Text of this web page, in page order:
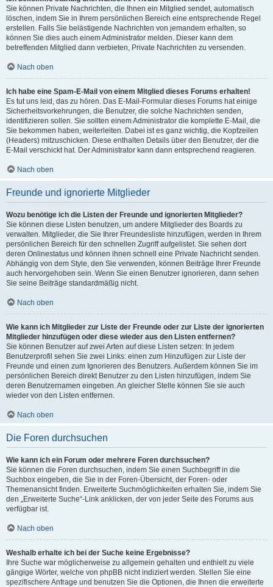
Sie können Private Nachrichten, die Ihnen ein Mitglied sendet, automatisch
löschen, indem Sie in Ihrem persönlichen Bereich eine entsprechende Regel
erstellen. Falls Sie belästigende Nachrichten von jemandem erhalten, so
können Sie dies auch einem Administrator melden. Dieser kann dem
betreffenden Mitglied dann verbieten, Private Nachrichten zu versenden.
Nach oben
Ich habe eine Spam-E-Mail von einem Mitglied dieses Forums erhalten!
Es tut uns leid, das zu hören. Das E-Mail-Formular dieses Forums hat einige
Sicherheitsvorkehrungen, die Benutzer, die solche Nachrichten senden,
identifizieren sollen. Sie sollten einem Administrator die komplette E-Mail, die
Sie bekommen haben, weiterleiten. Dabei ist es ganz wichtig, die Kopfzeilen
(Headers) mitzuschicken. Diese enthalten Details über den Benutzer, der die
E-Mail verschickt hat. Der Administrator kann dann entsprechend reagieren.
Nach oben
Freunde und ignorierte Mitglieder
Wozu benötige ich die Listen der Freunde und ignorierten Mitglieder?
Sie können diese Listen benutzen, um andere Mitglieder des Boards zu
verwalten. Mitglieder, die Sie Ihrer Freundesliste hinzufügen, werden in Ihrem
persönlichen Bereich für den schnellen Zugriff aufgelistet. Sie sehen dort
deren Onlinestatus und können ihnen schnell eine Private Nachricht senden.
Abhängig von dem Style, den Sie verwenden, können Beiträge Ihrer Freunde
auch hervorgehoben sein. Wenn Sie einen Benutzer ignorieren, dann sehen
Sie seine Beiträge standardmäßig nicht.
Nach oben
Wie kann ich Mitglieder zur Liste der Freunde oder zur Liste der ignorierten
Mitglieder hinzufügen oder diese wieder aus den Listen entfernen?
Sie können Benutzer auf zwei Arten auf diese Listen setzen: In jedem
Benutzerprofil sehen Sie zwei Links: einen zum Hinzufügen zur Liste der
Freunde und einen zum Ignorieren des Benutzers. Außerdem können Sie im
persönlichen Bereich direkt Benutzer zu den Listen hinzufügen, indem Sie
deren Benutzernamen eingeben. An gleicher Stelle können Sie sie auch
wieder von den Listen entfernen.
Nach oben
Die Foren durchsuchen
Wie kann ich ein Forum oder mehrere Foren durchsuchen?
Sie können die Foren durchsuchen, indem Sie einen Suchbegriff in die
Suchbox eingeben, die Sie in der Foren-Übersicht, der Foren- oder
Themenansicht finden. Erweiterte Suchmöglichkeiten erhalten Sie, indem Sie
den „Erweiterte Suche“-Link anklicken, der von jeder Seite des Forums aus
verfügbar ist.
Nach oben
Weshalb erhalte ich bei der Suche keine Ergebnisse?
Ihre Suche war möglicherweise zu allgemein gehalten und enthielt zu viele
gängige Wörter, welche von phpBB nicht indiziert werden. Stellen Sie eine
spezifischere Anfrage und benutzen Sie die Optionen, die Ihnen die erweiterte